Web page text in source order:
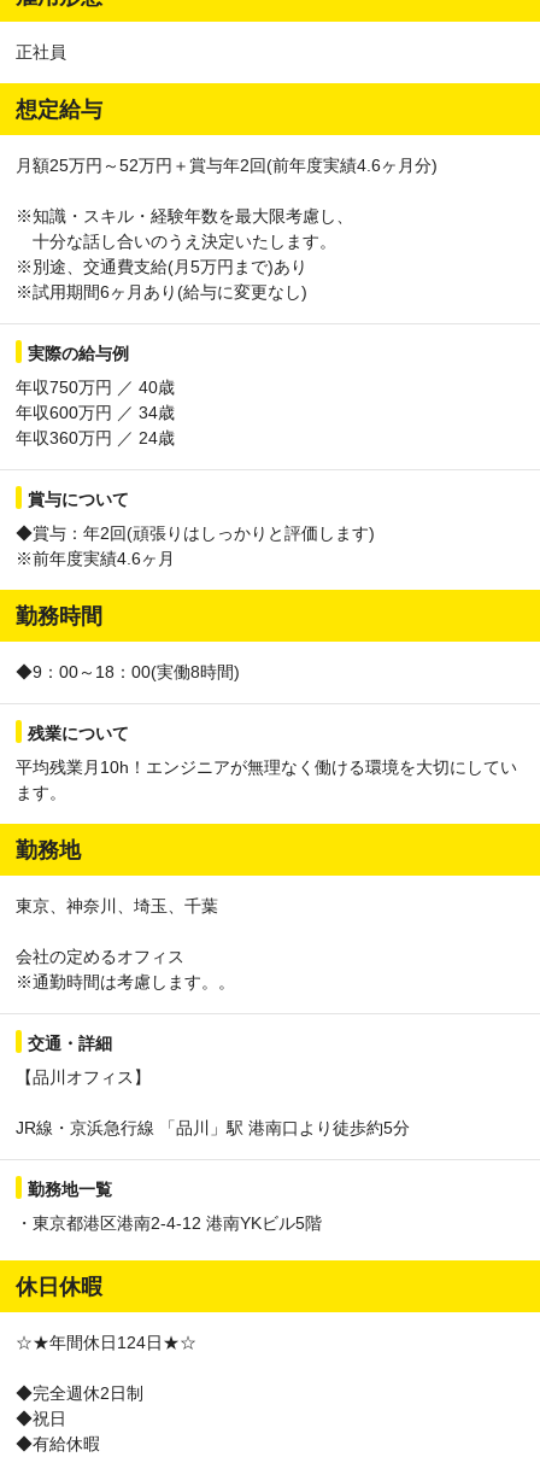
正社員
想定給与
月額25万円～52万円＋賞与年2回(前年度実績4.6ヶ月分)
※知識・スキル・経験年数を最大限考慮し、
十分な話し合いのうえ決定いたします。
※別途、交通費支給(月5万円まで)あり
※試用期間6ヶ月あり(給与に変更なし)
実際の給与例
年収750万円 ／ 40歳
年収600万円 ／ 34歳
年収360万円 ／ 24歳
賞与について
◆賞与：年2回(頑張りはしっかりと評価します)
※前年度実績4.6ヶ月
勤務時間
◆9：00～18：00(実働8時間)
残業について
平均残業月10h！エンジニアが無理なく働ける環境を大切にしてい
ます。
勤務地
東京、神奈川、埼玉、千葉
会社の定めるオフィス
※通勤時間は考慮します。。
交通・詳細
【品川オフィス】
JR線・京浜急行線 「品川」駅 港南口より徒歩約5分
勤務地一覧
・東京都港区港南2-4-12 港南YKビル5階
休日休暇
☆★年間休日124日★☆
◆完全週休2日制
◆祝日
◆有給休暇